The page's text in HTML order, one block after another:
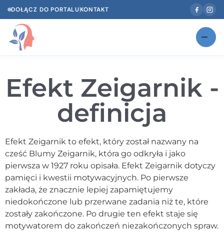
DOŁĄCZ DO PORTALUKONTAKT
GabinetyNOWOŚĆ
Według specjalizacji
Diagnozy psychologiczne
Testy psychologiczne
Dawka wiedzy
Dla specjalistów
Efekt Zeigarnik -
definicja
Efekt Zeigarnik to efekt, który został nazwany na
cześć Blumy Zeigarnik, która go odkryła i jako
pierwsza w 1927 roku opisała. Efekt Zeigarnik dotyczy
pamięci i kwestii motywacyjnych. Po pierwsze
zakłada, że znacznie lepiej zapamiętujemy
niedokończone lub przerwane zadania niż te, które
zostały zakończone. Po drugie ten efekt staje się
motywatorem do zakończeń niezakończonych spraw.